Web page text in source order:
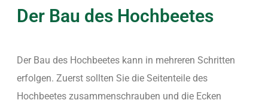
Der Bau des Hochbeetes
Der Bau des Hochbeetes kann in mehreren Schritten
erfolgen. Zuerst sollten Sie die Seitenteile des
Hochbeetes zusammenschrauben und die Ecken